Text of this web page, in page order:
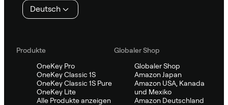
Deutsch
Produkte
OneKey Pro
OneKey Classic 1S
OneKey Classic 1S Pure
OneKey Lite
Alle Produkte anzeigen
Globaler Shop
Globaler Shop
Amazon Japan
Amazon USA, Kanada
und Mexiko
Amazon Deutschland